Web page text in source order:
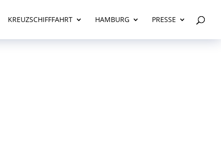
KREUZSCHIFFFAHRT HAMBURG PRESSE